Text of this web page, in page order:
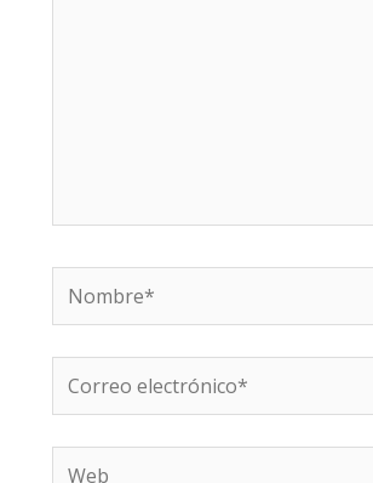
Nombre*
Correo
electrónico*
Web